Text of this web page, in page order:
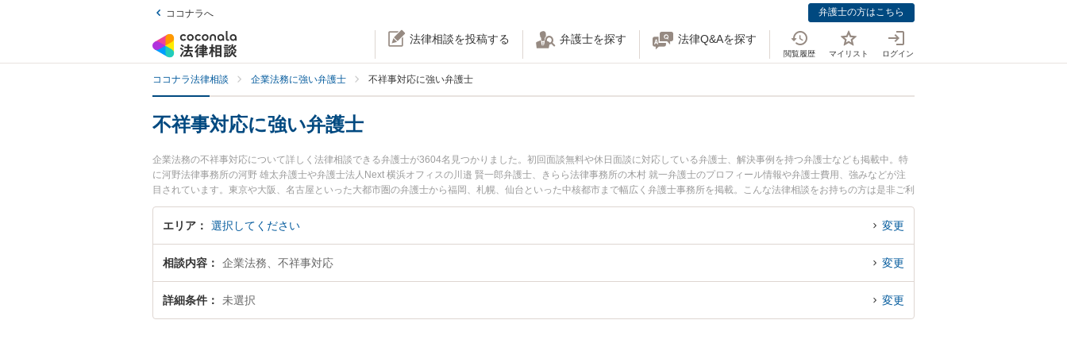
ココナラへ 弁護士の方はこちら
法律相談を投稿する 弁護士を探す 法律Q&Aを探す
閲覧履歴 マイリスト ログイン
ココナラ法律相談 企業法務に強い弁護士 不祥事対応に強い弁護士
不祥事対応に強い弁護士
企業法務の不祥事対応について詳しく法律相談できる弁護士が3604名見つかりました。初回面談無料や休日面談に対応している弁護士、解決事例を持つ弁護士なども掲載中。特
に河野法律事務所の河野 雄太弁護士や弁護士法人Next 横浜オフィスの川邉 賢一郎弁護士、きらら法律事務所の木村 就一弁護士のプロフィール情報や弁護士費用、強みなどが注
目されています。東京や大阪、名古屋といった大都市圏の弁護士から福岡、札幌、仙台といった中核都市まで幅広く弁護士事務所を掲載。こんな法律相談をお持ちの方は是非ご利
用ください。『東京都内で土日や夜間に発生した不祥事対応のトラブルを今すぐに弁護士に相談したい』『不祥事対応のトラブル解決の実績豊富な大阪の弁護士を検索したい』
『初回相談無料で不祥事対応の問題を法律相談できる名古屋市内の弁護士に相談予約したい』などでお困りの相談者さんにおすすめです。
エリア 選択してください 変更
相談内容 企業法務、不祥事対応 変更
詳細条件 未選択 変更